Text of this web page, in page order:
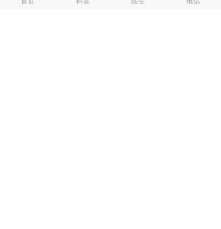
的不懈努力，患者最终痊愈出院。仁心妙